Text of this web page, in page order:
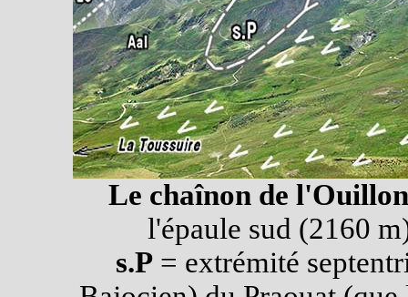
Le chaînon de
l'épaule sud (2160
s.P = extrémité